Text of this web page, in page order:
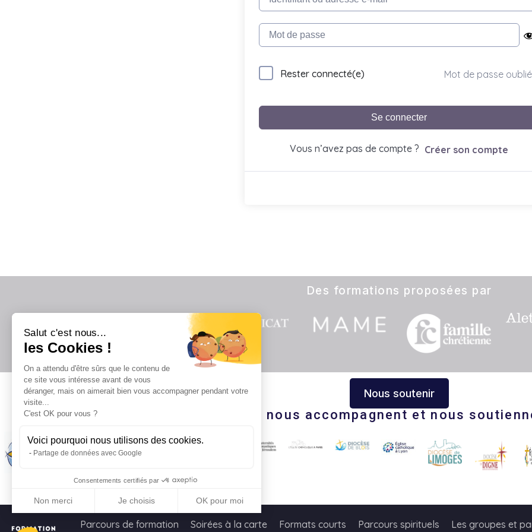
Salut c'est nous...
les Cookies !
On a attendu d'être sûrs que le contenu de
ce site vous intéresse avant de vous
déranger, mais on aimerait bien vous accompagner pendant votre
visite...
C'est OK pour vous ?
Voici pourquoi nous utilisons des cookies.
Partage de données avec Google
Consentements certifiés par
Non merci Je choisis OK pour moi
Plateforme de Gestion du Consentement : Personnalisez vos Options
Rester connecté(e) Mot de passe
Se connecter
Vous n’avez pas de compte ? Créer son compte
Des formations proposées par
Nous soutenir
Ils nous accompagnent et nous
Parcours de formation Soirées à la carte Formats courts Parcours spirituels Les groupes et